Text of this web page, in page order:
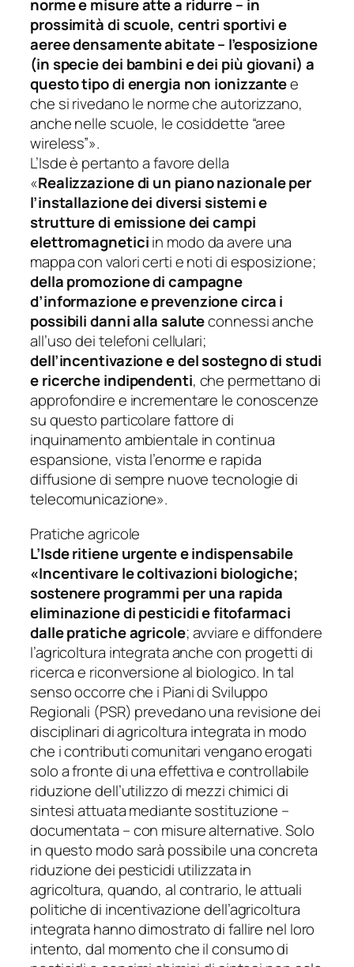
norme e misure atte a ridurre – in
prossimità di scuole, centri sportivi e
aeree densamente abitate – l’esposizione
(in specie dei bambini e dei più giovani) a
questo tipo di energia non ionizzantee
che si rivedano le norme che autorizzano,
anche nelle scuole, le cosiddette “aree
wireless”».
L’Isde è pertanto a favore della
«Realizzazione di un piano nazionale per
l’installazione dei diversi sistemi e
strutture di emissione dei campi
elettromagneticiin modo da avere una
mappa con valori certi e noti di esposizione;
della promozione di campagne
d’informazione e prevenzione circa i
possibili danni alla saluteconnessi anche
all’uso dei telefoni cellulari;
dell’incentivazione e del sostegno di studi
e ricerche indipendenti, che permettano di
approfondire e incrementare le conoscenze
su questo particolare fattore di
inquinamento ambientale in continua
espansione, vista l’enorme e rapida
diffusione di sempre nuove tecnologie di
telecomunicazione».
Pratiche agricole
L’Isde ritiene urgente e indispensabile
«Incentivare le coltivazioni biologiche;
sostenere programmi per una rapida
eliminazione di pesticidi e fitofarmaci
dalle pratiche agricole; avviare e diffondere
l’agricoltura integrata anche con progetti di
ricerca e riconversione al biologico. In tal
senso occorre che i Piani di Sviluppo
Regionali (PSR) prevedano una revisione dei
disciplinari di agricoltura integrata in modo
che i contributi comunitari vengano erogati
solo a fronte di una effettiva e controllabile
riduzione dell’utilizzo di mezzi chimici di
sintesi attuata mediante sostituzione –
documentata – con misure alternative. Solo
in questo modo sarà possibile una concreta
riduzione dei pesticidi utilizzata in
agricoltura, quando, al contrario, le attuali
politiche di incentivazione dell’agricoltura
integrata hanno dimostrato di fallire nel loro
intento, dal momento che il consumo di